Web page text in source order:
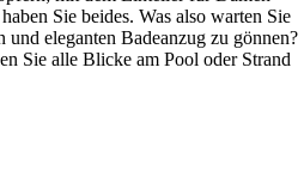
Sie beides. Was also warten Sie
und eleganten Badeanzug zu gönnen?
Sie alle Blicke am Pool oder Strand